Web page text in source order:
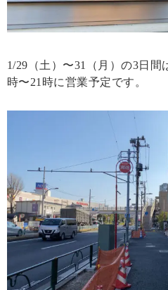
1/29（土）〜31（月）の3日間
時〜21時に営業予定です。